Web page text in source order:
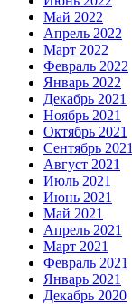
Май 2022
Апрель 2022
Март 2022
Февраль 2022
Январь 2022
Декабрь 2021
Ноябрь 2021
Октябрь 2021
Сентябрь 2021
Август 2021
Июль 2021
Июнь 2021
Май 2021
Апрель 2021
Март 2021
Февраль 2021
Январь 2021
Декабрь 2020